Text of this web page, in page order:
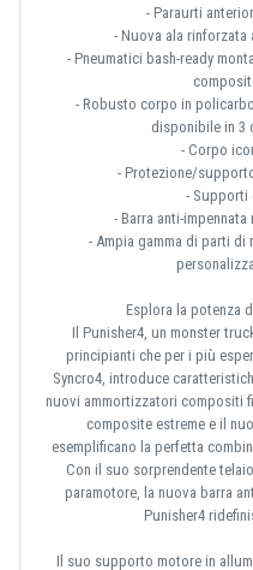
- Paraurti
- Nuova ala
- Pneumatici bash-ready
- Robusto corpo in
disponibile in 3
- Corpo
- Protezione/
- Supporti
- Barra anti-
- Ampia gamma di parti
Esplora la potenza
Il Punisher4, un monster
principianti che per i più
Syncro4, introduce
nuovi ammortizzatori compositi
composite estreme e il
esemplificano la perfetta
Con il suo sorprendente
paramotore, la nuova barra
Punisher4
Il suo supporto motore in